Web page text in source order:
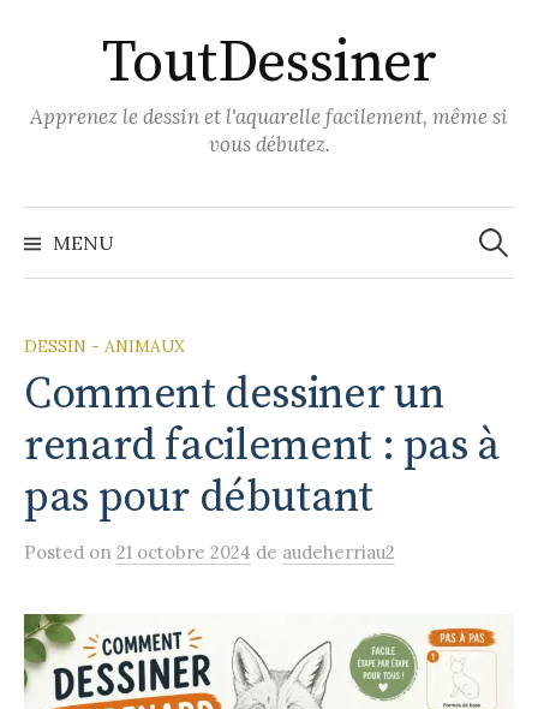
ToutDessiner
Apprenez le dessin et l'aquarelle facilement, même si
vous débutez.
MENU
DESSIN - ANIMAUX
Comment dessiner un
renard facilement : pas à
pas pour débutant
Posted on 21 octobre 2024 de audeherriau2